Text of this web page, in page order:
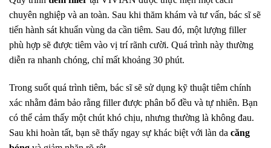
chuyên nghiệp và an toàn. Sau khi thăm khám và tư vấn, bác sĩ sẽ
tiến hành sát khuẩn vùng da cần tiêm. Sau đó, một lượng filler
phù hợp sẽ được tiêm vào vị trí rãnh cười. Quá trình này thường
diễn ra nhanh chóng, chỉ mất khoảng 30 phút.
Trong suốt quá trình tiêm, bác sĩ sẽ sử dụng kỹ thuật tiêm chính
xác nhằm đảm bảo rằng filler được phân bổ đều và tự nhiên. Bạn
có thể cảm thấy một chút khó chịu, nhưng thường là không đau.
Sau khi hoàn tất, bạn sẽ thấy ngay sự khác biệt với làn da căng